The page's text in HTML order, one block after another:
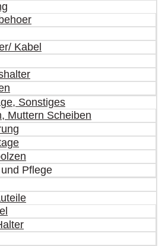
Kabel
Sonstiges
Muttern Scheiben
Pflege